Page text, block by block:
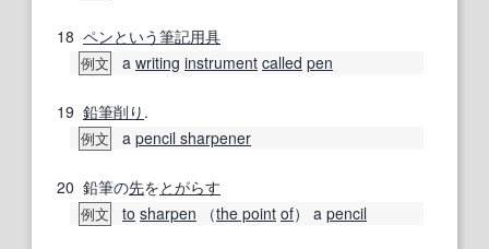
18 ペンという筆記用具
例文 a writing instrument called pen
19 鉛筆削り .
例文 a pencil sharpener
20 鉛筆の先をとがらす
例文 to sharpen （the point of） a pencil